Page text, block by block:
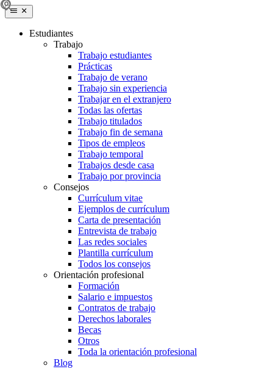
Estudiantes
Trabajo
Trabajo estudiantes
Prácticas
Trabajo de verano
Trabajo sin experiencia
Trabajar en el extranjero
Todas las ofertas
Trabajo titulados
Trabajo fin de semana
Tipos de empleos
Trabajo temporal
Trabajos desde casa
Trabajo por provincia
Consejos
Currículum vitae
Ejemplos de currículum
Carta de presentación
Entrevista de trabajo
Las redes sociales
Plantilla currículum
Todos los consejos
Orientación profesional
Formación
Salario e impuestos
Contratos de trabajo
Derechos laborales
Becas
Otros
Toda la orientación profesional
Blog